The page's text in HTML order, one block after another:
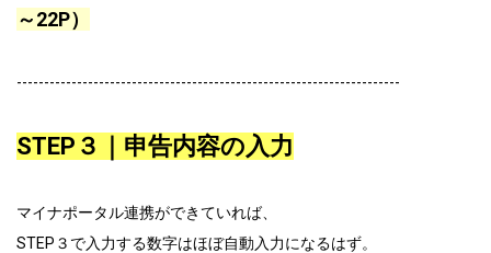
～22P）
----------------------------------------------------------------------
STEP３｜申告内容の入力
マイナポータル連携ができていれば、
STEP３で入力する数字はほぼ自動入力になるはず。